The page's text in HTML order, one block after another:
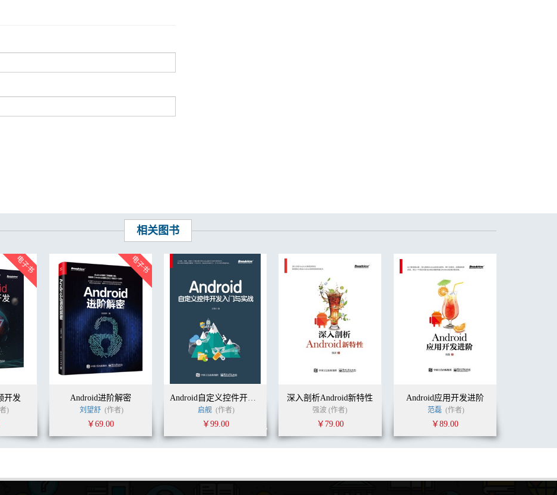
相关图书
开发
)
Android进阶解密
刘望舒 (作者)
￥69.00
启舰 (作者)
￥99.00
深入剖析Android新特性
强波 (作者)
￥79.00
Android应用开发进阶
范磊 (作者)
￥89.00